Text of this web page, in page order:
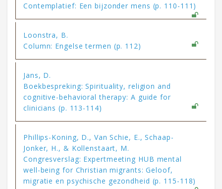
Contemplatief: Een bijzonder mens (p. 110-111)
Loonstra, B.
Column: Engelse termen (p. 112)
Jans, D.
Boekbespreking: Spirituality, religion and
cognitive-behavioral therapy: A guide for
clinicians (p. 113-114)
Phillips-Koning, D., Van Schie, E., Schaap-
Jonker, H., & Kollenstaart, M.
Congresverslag: Expertmeeting HUB mental
well-being for Christian migrants: Geloof,
migratie en psychische gezondheid (p. 115-118)